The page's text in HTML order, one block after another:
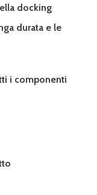
docking
durata e le
i componenti